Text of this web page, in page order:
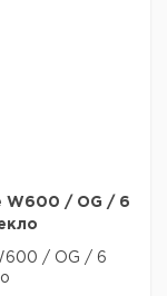
W600 / OG / 6
/ OG / 6